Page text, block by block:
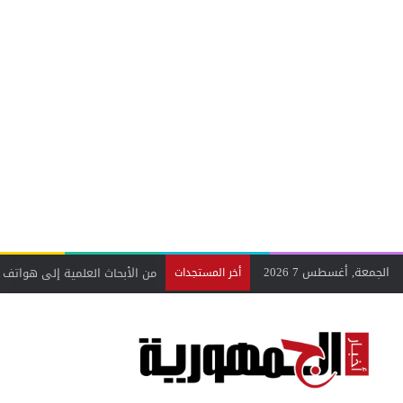
الجمعة, أغسطس 7 2026 أخر المستجدات من الأبحاث العلمية إلى